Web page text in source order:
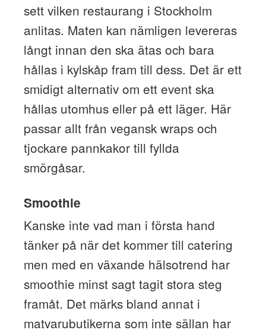
sett vilken restaurang i Stockholm
anlitas. Maten kan nämligen levereras
långt innan den ska ätas och bara
hållas i kylskåp fram till dess. Det är ett
smidigt alternativ om ett event ska
hållas utomhus eller på ett läger. Här
passar allt från vegansk wraps och
tjockare pannkakor till fyllda
smörgåsar.
Smoothie
Kanske inte vad man i första hand
tänker på när det kommer till catering
men med en växande hälsotrend har
smoothie minst sagt tagit stora steg
framåt. Det märks bland annat i
matvarubutikerna som inte sällan har